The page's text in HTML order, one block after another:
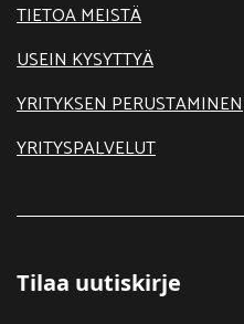
TIETOA MEISTÄ
USEIN KYSYTTYÄ
YRITYKSEN PERUSTAMINEN
YRITYSPALVELUT
Tilaa uutiskirje